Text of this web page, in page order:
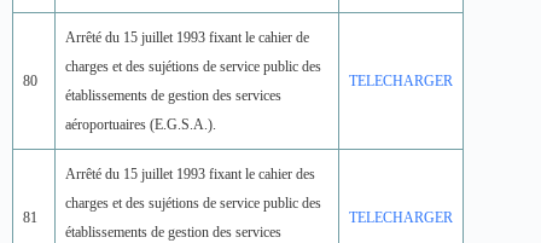
80
Arrêté du 15 juillet 1993 fixant le cahier de
charges et des sujétions de service public des
établissements de gestion des services
aéroportuaires (E.G.S.A.).
TELECHARGER
81
Arrêté du 15 juillet 1993 fixant le cahier des
charges et des sujétions de service public des
établissements de gestion des services
TELECHARGER